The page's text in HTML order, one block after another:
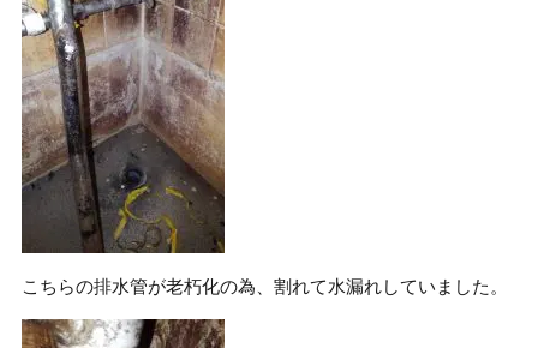
こちらの排水管が老朽化の為、割れて水漏れしていました。